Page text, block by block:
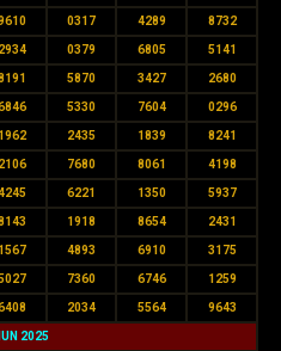
0317 4289 8732
2934 0379 6805 5141
5870 3427 2680
5330 7604 0296
1962 2435 1839 8241
2106 7680 8061 4198
6221 1350 5937
1918 8654 2431
1567 4893 6910 3175
7360 6746 1259
2034 5564 9643
2025